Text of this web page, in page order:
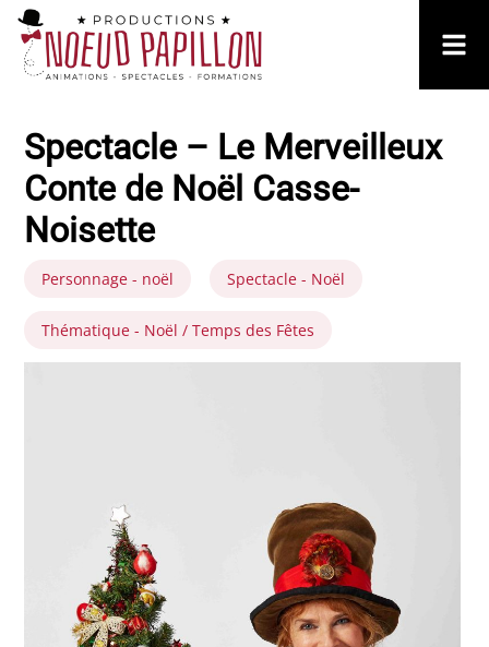
Spectacle – Le Merveilleux
Conte de Noël Casse-
Noisette
Personnage - noël Spectacle - Noël
Thématique - Noël / Temps des Fêtes